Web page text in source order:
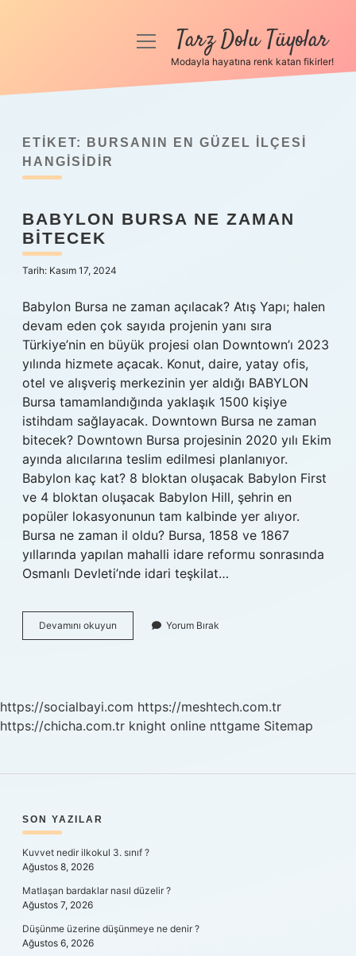
Anasayfa
Yasal Uyarı
menüyüTarz Dolu Tüyolar
Modayla hayatına renk katan fikirler!
ETIKET:
BURSANIN EN GÜZEL ILÇESI
HANGISIDIR
BABYLON BURSA NE ZAMAN
BITECEK
Tarih: Kasım 17, 2024
Babylon Bursa ne zaman açılacak? Atış Yapı; halen
devam eden çok sayıda projenin yanı sıra
Türkiye’nin en büyük projesi olan Downtown’ı 2023
yılında hizmete açacak. Konut, daire, yatay ofis,
otel ve alışveriş merkezinin yer aldığı BABYLON
Bursa tamamlandığında yaklaşık 1500 kişiye
istihdam sağlayacak. Downtown Bursa ne zaman
bitecek? Downtown Bursa projesinin 2020 yılı Ekim
ayında alıcılarına teslim edilmesi planlanıyor.
Babylon kaç kat? 8 bloktan oluşacak Babylon First
ve 4 bloktan oluşacak Babylon Hill, şehrin en
popüler lokasyonunun tam kalbinde yer alıyor.
Bursa ne zaman il oldu? Bursa, 1858 ve 1867
yıllarında yapılan mahalli idare reformu sonrasında
Osmanlı Devleti’nde idari teşkilat…
Devamını okuyun Babylon
Bursa
Yorum Bırak
https://socialbayi.com https://meshtech.com.tr
https://chicha.com.tr knight online nttgame Sitemap
SIDEBAR
SON YAZILAR
Kuvvet nedir ilkokul 3. sınıf ?
Ağustos 8, 2026
Matlaşan bardaklar nasıl düzelir ?
Ağustos 7, 2026
Düşünme üzerine düşünmeye ne denir ?
Ağustos 6, 2026